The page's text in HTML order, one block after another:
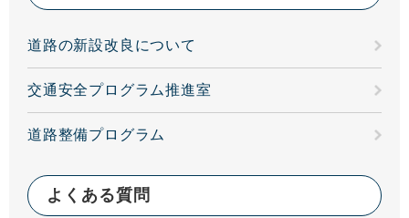
道路の新設改良について
交通安全プログラム推進室
道路整備プログラム
よくある質問